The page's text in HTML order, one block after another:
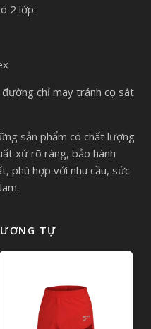
2 lớp:
chỉ may tránh cọ sát
sản phẩm có chất lượng
xứ rõ ràng, bảo hành
phù hợp với nhu cầu, sức
TỰ